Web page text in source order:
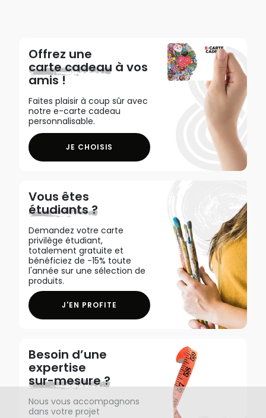
Offrez une
carte cadeau à vos
amis !
Faites plaisir à coup sûr avec
notre e-carte cadeau
personnalisable.
JE CHOISIS
Vous êtes
étudiants ?
Demandez votre carte
privilège étudiant,
totalement gratuite et
bénéficiez de -15% toute
l'année sur une sélection de
produits.
J'EN PROFITE
Besoin d’une
expertise
sur-mesure ?
Nous vous accompagnons
dans votre projet